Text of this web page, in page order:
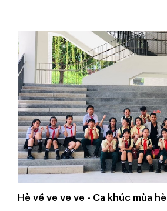
Hè về ve ve ve - Ca khúc mùa